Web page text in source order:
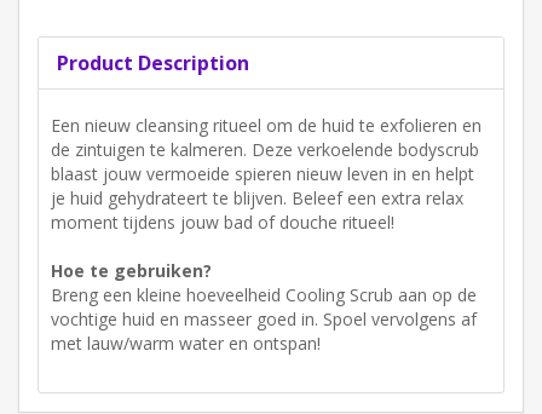
Product Description
Een nieuw cleansing ritueel om de huid te exfolieren en
de zintuigen te kalmeren. Deze verkoelende bodyscrub
blaast jouw vermoeide spieren nieuw leven in en helpt
je huid gehydrateert te blijven. Beleef een extra relax
moment tijdens jouw bad of douche ritueel!
Hoe te gebruiken?
Breng een kleine hoeveelheid Cooling Scrub aan op de
vochtige huid en masseer goed in. Spoel vervolgens af
met lauw/warm water en ontspan!